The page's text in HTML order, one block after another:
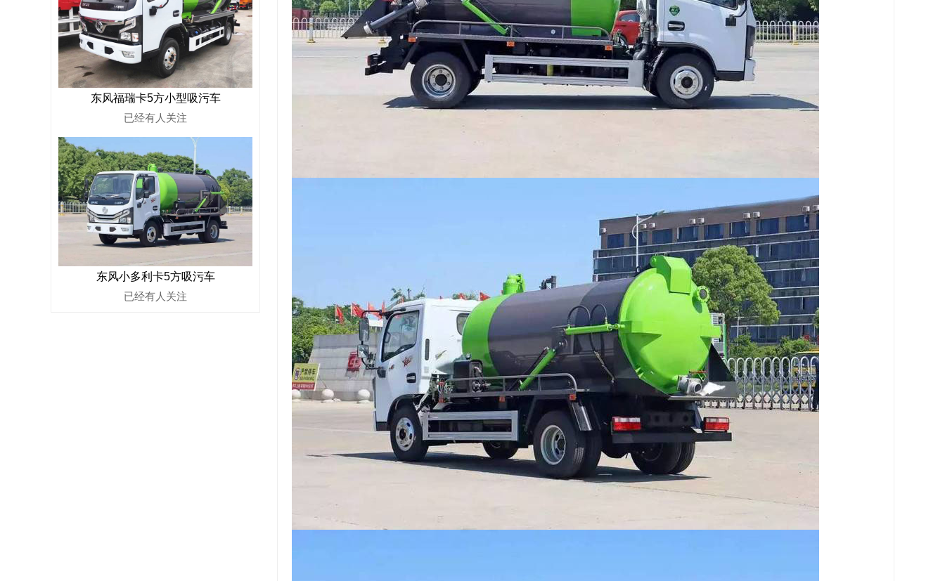
东风福瑞卡5方小型吸污车
已经有人关注
东风小多利卡5方吸污车
已经有人关注